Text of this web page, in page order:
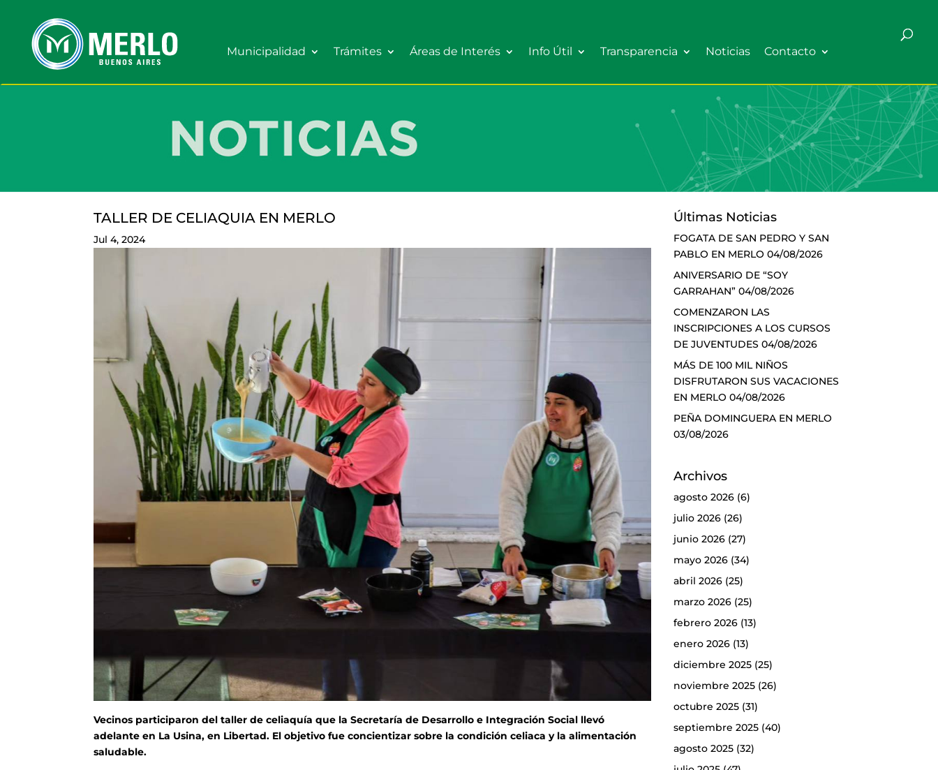
Municipalidad Trámites Áreas de Interés Info Útil Transparencia Noticias Contacto
TALLER DE CELIAQUIA EN MERLO
Jul 4, 2024
Vecinos participaron del taller de celiaquía que la Secretaría de Desarrollo e Integración Social llevó
adelante en La Usina, en Libertad. El objetivo fue concientizar sobre la condición celiaca y la alimentación
saludable.
Últimas Noticias
FOGATA DE SAN PEDRO Y SAN
PABLO EN MERLO 04/08/2026
ANIVERSARIO DE “SOY
GARRAHAN” 04/08/2026
COMENZARON LAS
INSCRIPCIONES A LOS CURSOS
DE JUVENTUDES 04/08/2026
MÁS DE 100 MIL NIÑOS
DISFRUTARON SUS VACACIONES
EN MERLO 04/08/2026
PEÑA DOMINGUERA EN MERLO
03/08/2026
Archivos
agosto 2026(6)
julio 2026(26)
junio 2026(27)
mayo 2026(34)
abril 2026(25)
marzo 2026(25)
febrero 2026(13)
enero 2026(13)
diciembre 2025(25)
noviembre 2025(26)
octubre 2025(31)
septiembre 2025(40)
agosto 2025(32)